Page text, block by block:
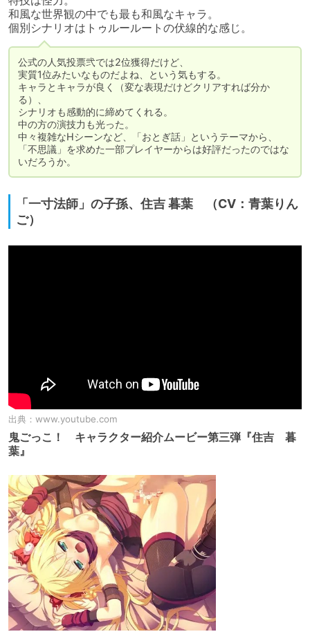
和風な世界観の中でも最も和風なキャラ。
個別シナリオはトゥルールートの伏線的な感じ。
公式の人気投票弐では2位獲得だけど、
実質1位みたいなものだよね、という気もする。
キャラとキャラが良く（変な表現だけどクリアすれば分か
る）、
シナリオも感動的に締めてくれる。
中の方の演技力も光った。
中々複雑なHシーンなど、「おとぎ話」というテーマから、
「不思議」を求めた一部プレイヤーからは好評だったのではな
いだろうか。
「一寸法師」の子孫、住吉 暮葉 （CV：青葉りん
ご）
出典： www.youtube.com
鬼ごっこ！ キャラクター紹介ムービー第三弾『住吉 暮
葉』